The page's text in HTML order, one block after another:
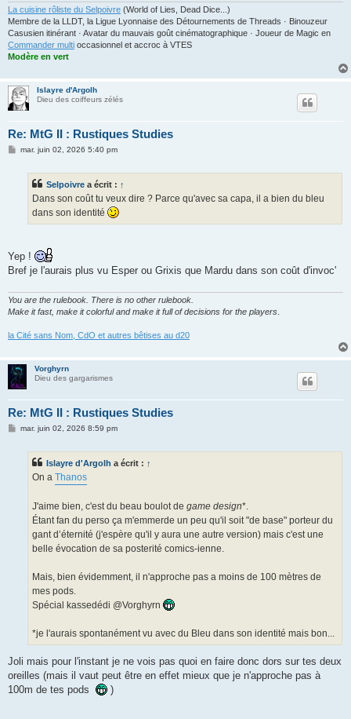
La cuisine rôliste du Selpoivre (World of Lies, Dead Dice...)
Membre de la LLDT, la Ligue Lyonnaise des Détournements de Threads · Binouzeur
Casusien itinérant · Avatar du mauvais goût cinématographique · Joueur de Magic en
Commander multi occasionnel et accroc à VTES
Modère en vert
Islayre d'Argolh
Dieu des coiffeurs zélés
Re: MtG II : Rustiques Studies
Mmar. juin 02, 2026 5:40 pm
Selpoivre a écrit : ↑
Dans son coût tu veux dire ? Parce qu'avec sa capa, il a bien du bleu
dans son identité
Yep !
Bref je l'aurais plus vu Esper ou Grixis que Mardu dans son coût d'invoc'
You are the rulebook. There is no other rulebook.
Make it fast, make it colorful and make it full of decisions for the players
la Cité sans Nom, CdO et autres bêtises au d20
Vorghyrn
Dieu des gargarismes
Re: MtG II : Rustiques Studies
Mmar. juin 02, 2026 8:59 pm
Islayre d'Argolh a écrit : ↑
On a Thanos
J'aime bien, c'est du beau boulot de game design*.
Étant fan du perso ça m'emmerde un peu qu'il soit "de base" porteur du
gant d’éternité (j'espère qu'il y aura une autre version) mais c'est une
belle évocation de sa posterité comics-ienne.
Mais, bien évidemment, il n'approche pas a moins de 100 mètres de
mes pods.
Spécial kassedédi @Vorghyrn
*je l'aurais spontanément vu avec du Bleu dans son identité mais bon...
Joli mais pour l'instant je ne vois pas quoi en faire donc dors sur tes deux
oreilles (mais il vaut peut être en effet mieux que je n'approche pas à
100m de tes pods
)